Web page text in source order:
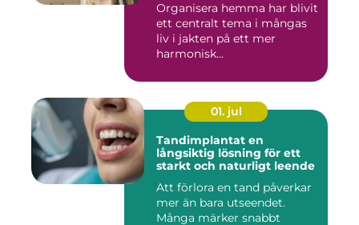
Organisera hemma har blivit
ett centralt tema i mångas
liv i jakten på ett mer
harmonisk...
01. jul
Tandimplantat en
långsiktig lösning för ett
starkt och naturligt leende
Att förlora en tand påverkar
mer än bara utseendet.
Många märker snabbt